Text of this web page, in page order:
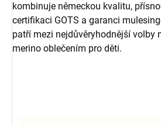
kombinuje německou kvalitu,
certifikaci GOTS a garanci
patří mezi nejdůvěryhodnější volby
merino oblečením pro děti.